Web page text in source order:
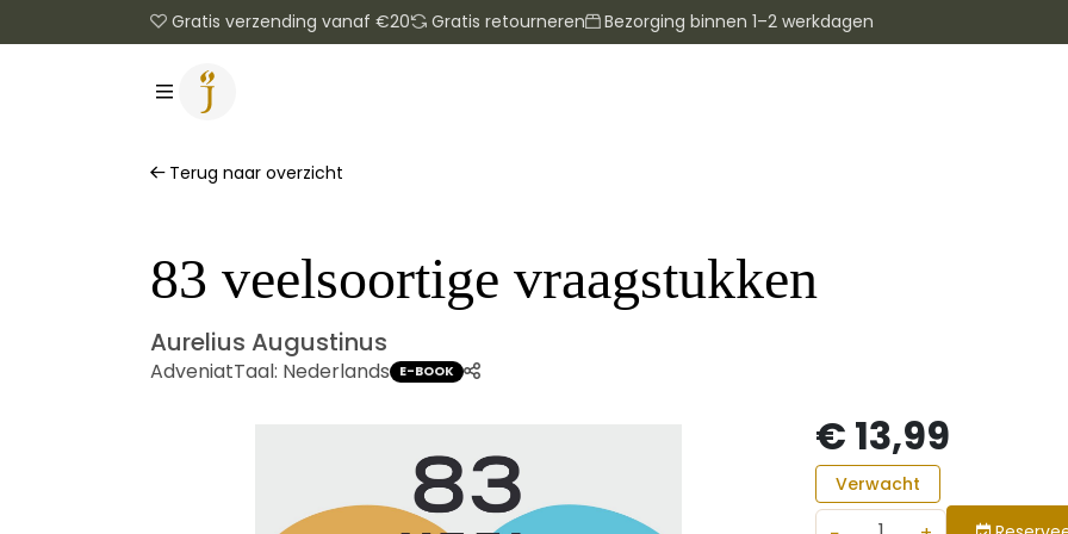
Gratis verzending vanaf €20 Gratis retourneren Bezorging binnen 1–2 werkdagen
Terug naar overzicht
83 veelsoortige vraagstukken
Aurelius Augustinus
AdveniatTaal: Nederlands E-BOOK
€ 13,99
Verwacht